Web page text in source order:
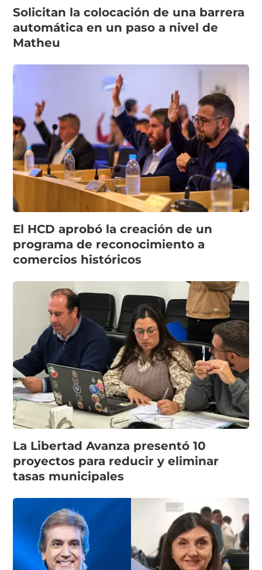
Solicitan la colocación de una barrera
automática en un paso a nivel de
Matheu
El HCD aprobó la creación de un
programa de reconocimiento a
comercios históricos
La Libertad Avanza presentó 10
proyectos para reducir y eliminar
tasas municipales